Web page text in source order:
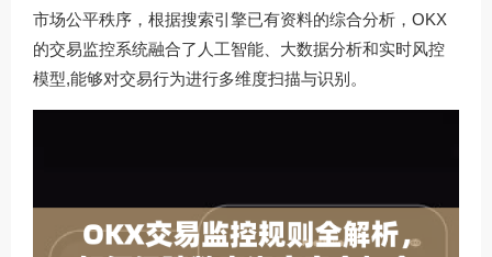
市场公平秩序，根据搜索引擎已有资料的综合分析，OKX
的交易监控系统融合了人工智能、大数据分析和实时风控
模型,能够对交易行为进行多维度扫描与识别。